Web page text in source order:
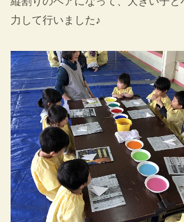
力して行いました♪